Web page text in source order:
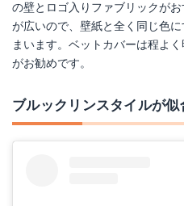
の壁とロゴ入りファブリックが
が広いので、壁紙と全く同じ色
まいます。ベットカバーは程よ
がお勧めです。
ブルックリンスタイルが似